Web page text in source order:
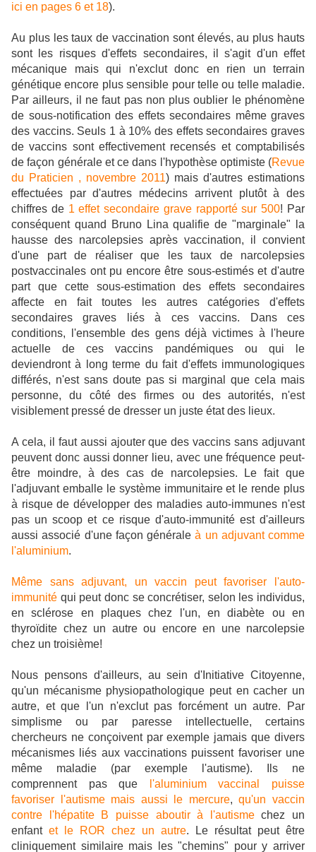
ici en pages 6 et 18).
Au plus les taux de vaccination sont élevés, au plus hauts
sont les risques d'effets secondaires, il s'agit d'un effet
mécanique mais qui n'exclut donc en rien un terrain
génétique encore plus sensible pour telle ou telle maladie.
Par ailleurs, il ne faut pas non plus oublier le phénomène
de sous-notification des effets secondaires même graves
des vaccins. Seuls 1 à 10% des effets secondaires graves
de vaccins sont effectivement recensés et comptabilisés
de façon générale et ce dans l'hypothèse optimiste (Revue
du Praticien , novembre 2011) mais d'autres estimations
effectuées par d'autres médecins arrivent plutôt à des
chiffres de 1 effet secondaire grave rapporté sur 500! Par
conséquent quand Bruno Lina qualifie de "marginale" la
hausse des narcolepsies après vaccination, il convient
d'une part de réaliser que les taux de narcolepsies
postvaccinales ont pu encore être sous-estimés et d'autre
part que cette sous-estimation des effets secondaires
affecte en fait toutes les autres catégories d'effets
secondaires graves liés à ces vaccins. Dans ces
conditions, l'ensemble des gens déjà victimes à l'heure
actuelle de ces vaccins pandémiques ou qui le
deviendront à long terme du fait d'effets immunologiques
différés, n'est sans doute pas si marginal que cela mais
personne, du côté des firmes ou des autorités, n'est
visiblement pressé de dresser un juste état des lieux.
A cela, il faut aussi ajouter que des vaccins sans adjuvant
peuvent donc aussi donner lieu, avec une fréquence peut-
être moindre, à des cas de narcolepsies. Le fait que
l'adjuvant emballe le système immunitaire et le rende plus
à risque de développer des maladies auto-immunes n'est
pas un scoop et ce risque d'auto-immunité est d'ailleurs
aussi associé d'une façon généraleà un adjuvant comme
l'aluminium.
Même sans adjuvant, un vaccin peut favoriser l'auto-
immunité qui peut donc se concrétiser, selon les individus,
en sclérose en plaques chez l'un, en diabète ou en
thyroïdite chez un autre ou encore en une narcolepsie
chez un troisième!
Nous pensons d'ailleurs, au sein d'Initiative Citoyenne,
qu'un mécanisme physiopathologique peut en cacher un
autre, et que l'un n'exclut pas forcément un autre. Par
simplisme ou par paresse intellectuelle, certains
chercheurs ne conçoivent par exemple jamais que divers
mécanismes liés aux vaccinations puissent favoriser une
même maladie (par exemple l'autisme). Ils ne
comprennent pas que
l'aluminium vaccinal puisse
favoriser l'autisme mais aussi le mercure,qu'un vaccin
contre l'hépatite B puisse aboutir à l'autismechez un
enfant et le ROR chez un autre. Le résultat peut être
cliniquement similaire mais les "chemins" pour y arriver